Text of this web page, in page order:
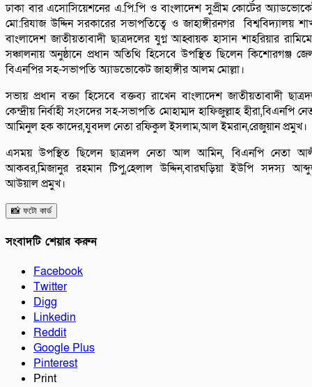
ঢাকা বার এসোসিয়েশনের এ.পি.পি ও বাংলাদেশ সুপ্রীম কোর্টের
মো:রিযাজ উদ্দিন সরকারের সভাপতিত্বে ও জাহাঙ্গীরনগর বিশ্ববিদ্যালয়
বাংলাদেশ জাতীয়তাবাদী ছাত্রদলের যুগ্ন আহ্বায়ক হাসান শাহরিয়ার
সঞ্চালনায় অনুষ্ঠানে প্রধান অতিথি হিসেবে উপস্থিত ছিলেন কিশোরগঞ্জ
বিএনপির সহ-সভাপতি অ্যাডভোকেট জাহাঙ্গীর আলম মোল্লা।
সভায় প্রধান বক্তা হিসেবে বক্তব্য রাখেন বাংলাদেশ জাতীয়তাবাদী
কেন্দ্রীয় নির্বাহী সংসদের সহ-সভাপতি মোহাম্মদ হাফিজুল্লাহ হীরা,বিএনপি
আমিনুল হক কাদের,যুবদল নেতা রফিকুল ইসলাম,আল ইমরান,রেজুয়ান প্রমুখ।
এসময় উপস্থিত ছিলেন ছাত্রদল নেতা আল আমিন, বিএনপি নেতা
আকবর,মিজানুর রহমান টিপু,হেলাল উদ্দিন,বারঘড়িয়া ইউপি সদস্য
আউয়াল প্রমুখ।
📸 ফটো কার্ড
সংবাদটি শেয়ার করুন
Facebook
Twitter
Digg
Linkedin
Reddit
Google Plus
Pinterest
Print